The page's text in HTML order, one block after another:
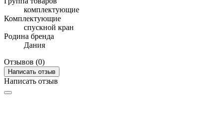
комплектующие
Комплектующие
спускной кран
Родина бренда
Дания
Отзывов (0)
Написать отзыв
Написать отзыв